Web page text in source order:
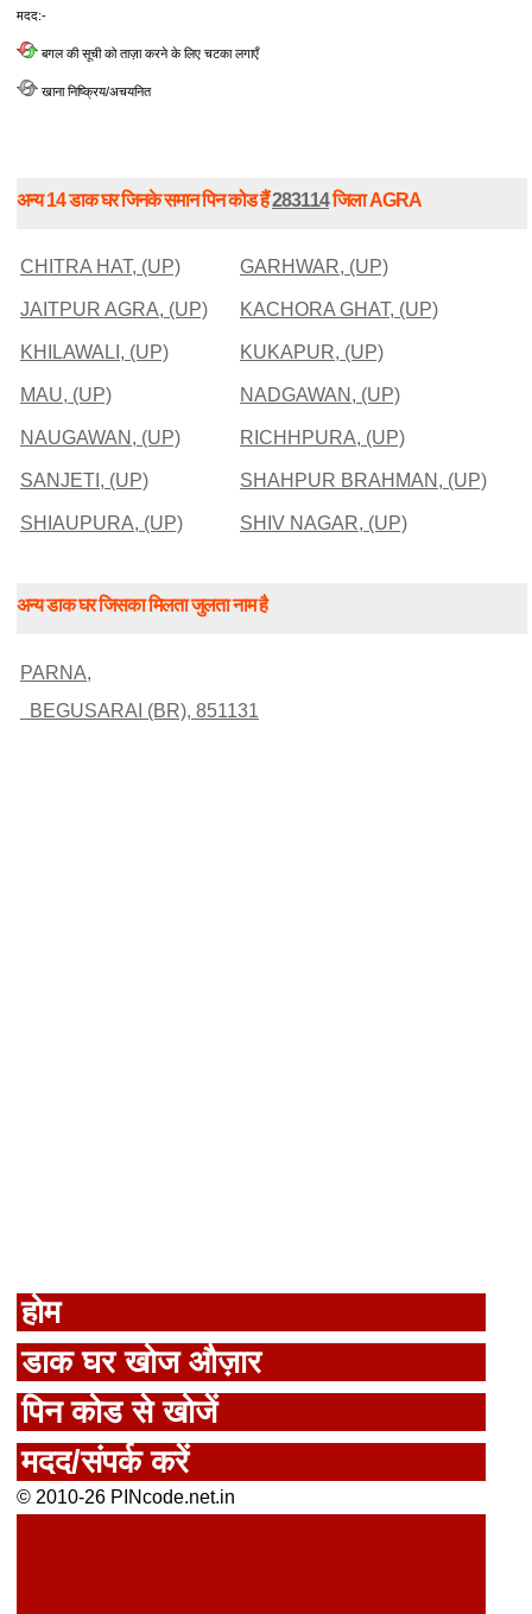
मदद:-
बगल की सूची को ताज़ा करने के लिए चटका लगाएँ
खाना निष्क्रिय/अचयनित
अन्य 14 डाक घर जिनके समान पिन कोड हैं283114जिला AGRA
CHITRA HAT, (UP) GARHWAR, (UP)
JAITPUR AGRA, (UP) KACHORA GHAT, (UP)
KHILAWALI, (UP) KUKAPUR, (UP)
MAU, (UP) NADGAWAN, (UP)
NAUGAWAN, (UP) RICHHPURA, (UP)
SANJETI, (UP) SHAHPUR BRAHMAN, (UP)
SHIAUPURA, (UP) SHIV NAGAR, (UP)
अन्य डाक घर जिसका मिलता जुलता नाम है
PARNA,
BEGUSARAI (BR), 851131
होम
डाक घर खोज औज़ार
पिन कोड से खोजें
मदद/संपर्क करें
© 2010-26 PINcode.net.in